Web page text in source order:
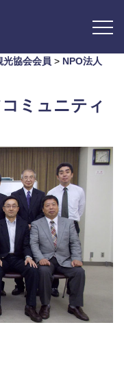
光協会会員 > NPO法人
ミュニティ